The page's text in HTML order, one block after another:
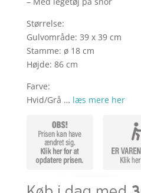
Størrelse:
Gulvområde: 39 x 39 cm
Stamme: ø 18 cm
Højde: 86 cm
Farve:
Hvid/Grå … læs mere her